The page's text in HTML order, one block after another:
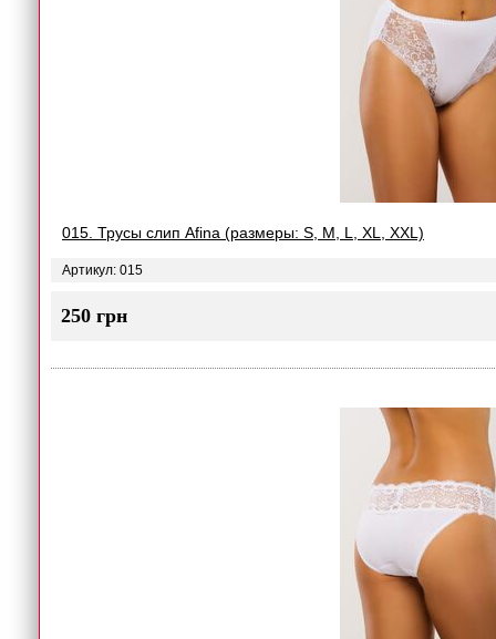
015. Трусы слип Afina (размеры: S, M, L, XL, XXL)
Артикул: 015
250 грн